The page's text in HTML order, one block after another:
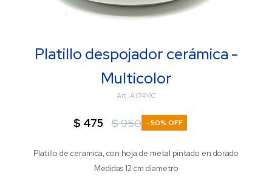
Platillo despojador cerámica -
Multicolor
A174MC
$ 475 $950 50
Platillo de ceramica, con hoja de metal pintado en dorado
Medidas 12 cm diametro